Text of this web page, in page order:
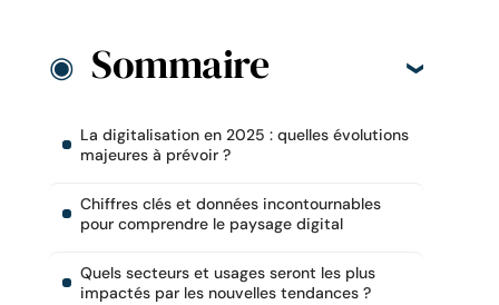
Sommaire
La digitalisation en 2025 : quelles évolutions
majeures à prévoir ?
Chiffres clés et données incontournables
pour comprendre le paysage digital
Quels secteurs et usages seront les plus
impactés par les nouvelles tendances ?